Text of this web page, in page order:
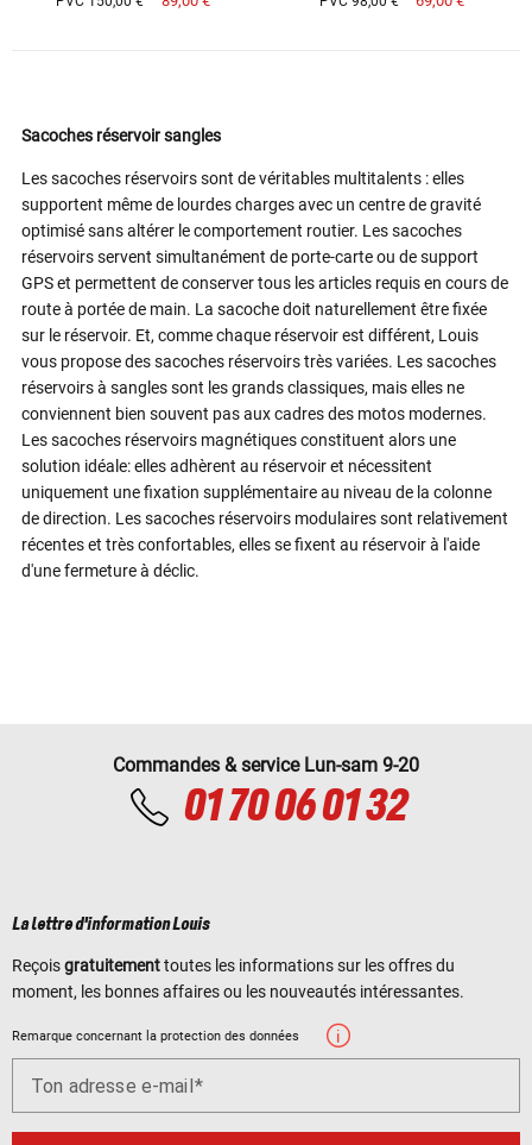
Sacoches réservoir sangles
Les sacoches réservoirs sont de véritables multitalents : elles
supportent même de lourdes charges avec un centre de gravité
optimisé sans altérer le comportement routier. Les sacoches
réservoirs servent simultanément de porte-carte ou de support
GPS et permettent de conserver tous les articles requis en cours de
route à portée de main. La sacoche doit naturellement être fixée
sur le réservoir. Et, comme chaque réservoir est différent, Louis
vous propose des sacoches réservoirs très variées. Les sacoches
réservoirs à sangles sont les grands classiques, mais elles ne
conviennent bien souvent pas aux cadres des motos modernes.
Les sacoches réservoirs magnétiques constituent alors une
solution idéale: elles adhèrent au réservoir et nécessitent
uniquement une fixation supplémentaire au niveau de la colonne
de direction. Les sacoches réservoirs modulaires sont relativement
récentes et très confortables, elles se fixent au réservoir à l'aide
d'une fermeture à déclic.
Commandes & service Lun-sam 9-20
01 70 06 01 32
La lettre d'information Louis
Reçoisgratuitementtoutes les informations sur les offres du
moment, les bonnes affaires ou les nouveautés intéressantes.
Remarque concernant la protection des données
Ton adresse e-mail